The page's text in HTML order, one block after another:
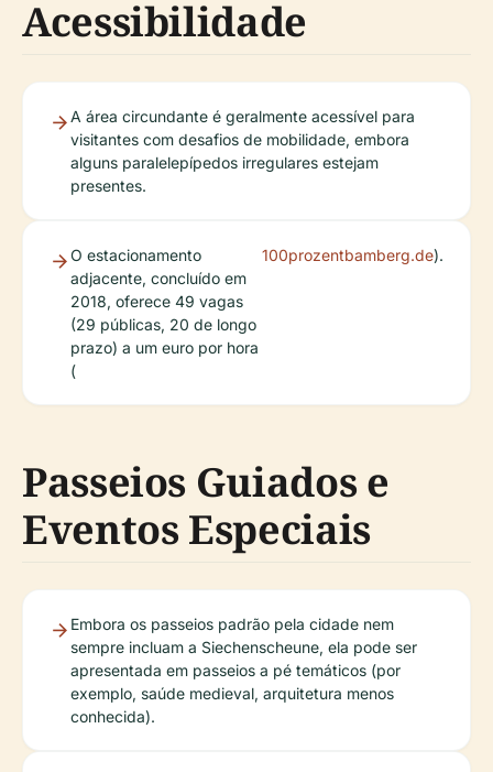
Acessibilidade
A área circundante é geralmente acessível para
visitantes com desafios de mobilidade, embora
alguns paralelepípedos irregulares estejam
presentes.
O estacionamento
adjacente, concluído em
2018, oferece 49 vagas
(29 públicas, 20 de longo
prazo) a um euro por hora
(
100prozentbamberg.de).
Passeios Guiados e
Eventos Especiais
Embora os passeios padrão pela cidade nem
sempre incluam a Siechenscheune, ela pode ser
apresentada em passeios a pé temáticos (por
exemplo, saúde medieval, arquitetura menos
conhecida).